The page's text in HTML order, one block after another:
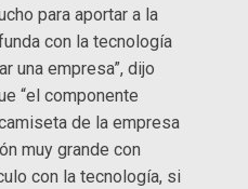
para aportar a la
con la tecnología
una empresa”, dijo
“el componente
de la empresa
muy grande con
con la tecnología, si